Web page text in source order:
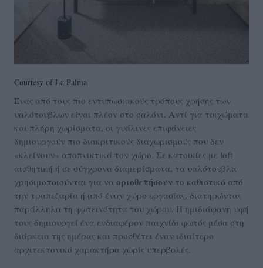
Courtesy of La Palma
Ένας από τους πιο εντυπωσιακούς τρόπους χρήσης των
υαλότουβλων είναι πλέον στο σαλόνι. Αντί για τοιχώματα
και πλήρη χωρίσματα, οι γυάλινες επιφάνειες
δημιουργούν πιο διακριτικούς διαχωρισμούς που δεν
«κλείνουν» αποπνικτικά τον χώρο. Σε κατοικίες με loft
αισθητική ή σε σύγχρονα διαμερίσματα, τα υαλότουβλα
χρησιμοποιούνται για να οριοθετήσουν το καθιστικό από
την τραπεζαρία ή από έναν χώρο εργασίας, διατηρώντας
παράλληλα τη φωτεινότητα του χώρου. Η ημιδιάφανη υφή
τους δημιουργεί ένα ενδιαφέρον παιχνίδι φωτός μέσα στη
διάρκεια της ημέρας και προσθέτει έναν ιδιαίτερο
αρχιτεκτονικό χαρακτήρα χωρίς υπερβολές.